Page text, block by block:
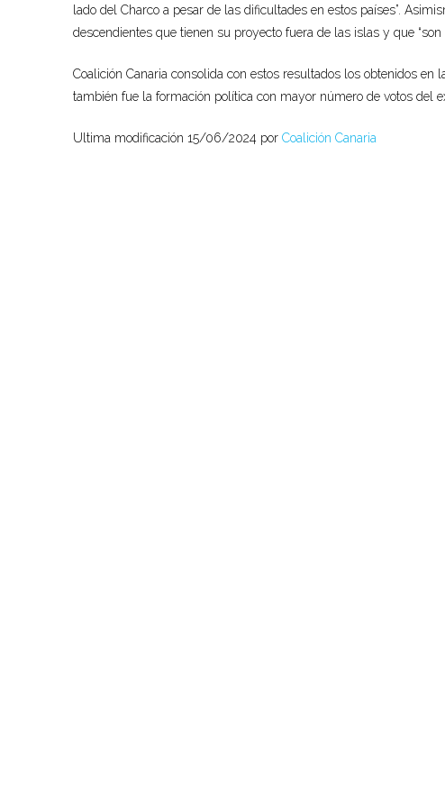
ladodel Charco a pesar de las dificultades en estos países”.
descendientes que tienen su proyecto fuera de las islas y que “son
Coalición Canaria consolida con estos resultados los obtenidos
también fue la formación política con mayor número de votos del
Ultima modificación 15/06/2024 por Coalición Canaria